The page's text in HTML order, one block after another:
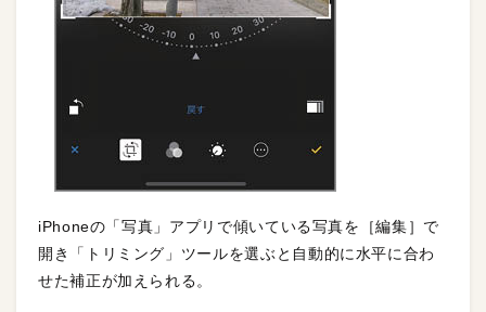
iPhoneの「写真」アプリで傾いている写真を［編集］で
開き「トリミング」ツールを選ぶと自動的に水平に合わ
せた補正が加えられる。